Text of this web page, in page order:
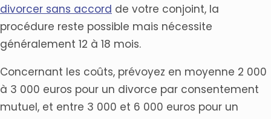
divorcer sans accord de votre conjoint, la
procédure reste possible mais nécessite
généralement 12 à 18 mois.
Concernant les coûts, prévoyez en moyenne 2 000
à 3 000 euros pour un divorce par consentement
mutuel, et entre 3 000 et 6 000 euros pour un